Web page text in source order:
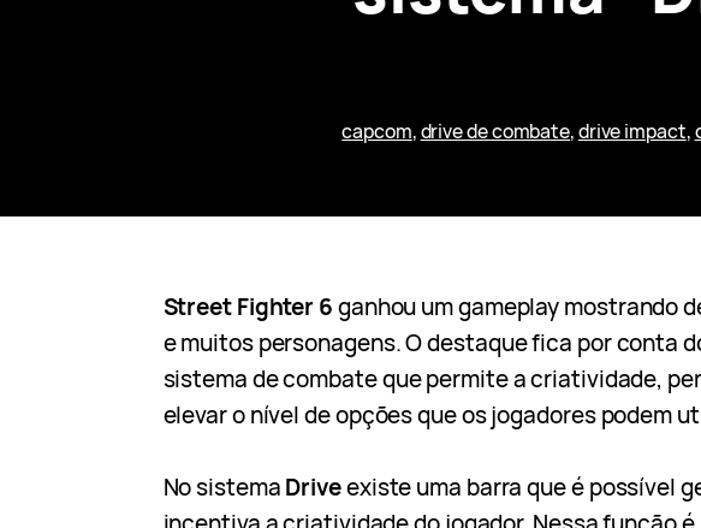
capcom, drive de combate, drive impact,
Street Fighter 6ganhou um gameplay mostrando
e muitos personagens. O destaque fica por conta
sistema de combate que permite a criatividade,
elevar o nível de opções que os jogadores podem
NosistemaDriveexiste uma barra que é possível